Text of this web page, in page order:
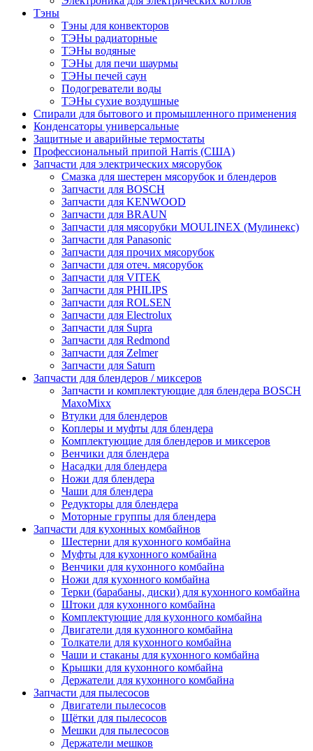
Тэны
Тэны для конвекторов
ТЭНы радиаторные
ТЭНы водяные
ТЭНы для печи шаурмы
ТЭНы печей саун
Подогреватели воды
ТЭНы сухие воздушные
Спирали для бытового и промышленного применения
Конденсаторы универсальные
Защитные и аварийные термостаты
Профессиональный припой Harris (США)
Запчасти для электрических мясорубок
Смазка для шестерен мясорубок и блендеров
Запчасти для BOSCH
Запчасти для KENWOOD
Запчасти для BRAUN
Запчасти для мясорубки MOULINEX (Мулинекс)
Запчасти для Panasonic
Запчасти для прочих мясорубок
Запчасти для отеч. мясорубок
Запчасти для VITEK
Запчасти для PHILIPS
Запчасти для ROLSEN
Запчасти для Electrolux
Запчасти для Supra
Запчасти для Redmond
Запчасти для Zelmer
Запчасти для Saturn
Запчасти для блендеров / миксеров
Запчасти и комплектующие для блендера BOSCH
MaxoMixx
Втулки для блендеров
Коплеры и муфты для блендера
Комплектующие для блендеров и миксеров
Венчики для блендера
Насадки для блендера
Ножи для блендера
Чаши для блендера
Редукторы для блендера
Моторные группы для блендера
Запчасти для кухонных комбайнов
Шестерни для кухонного комбайна
Муфты для кухонного комбайна
Венчики для кухонного комбайна
Ножи для кухонного комбайна
Терки (барабаны, диски) для кухонного комбайна
Штоки для кухонного комбайна
Комплектующие для кухонного комбайна
Двигатели для кухонного комбайна
Толкатели для кухонного комбайна
Чаши и стаканы для кухонного комбайна
Крышки для кухонного комбайна
Держатели для кухонного комбайна
Запчасти для пылесосов
Двигатели пылесосов
Щётки для пылесосов
Мешки для пылесосов
Держатели мешков